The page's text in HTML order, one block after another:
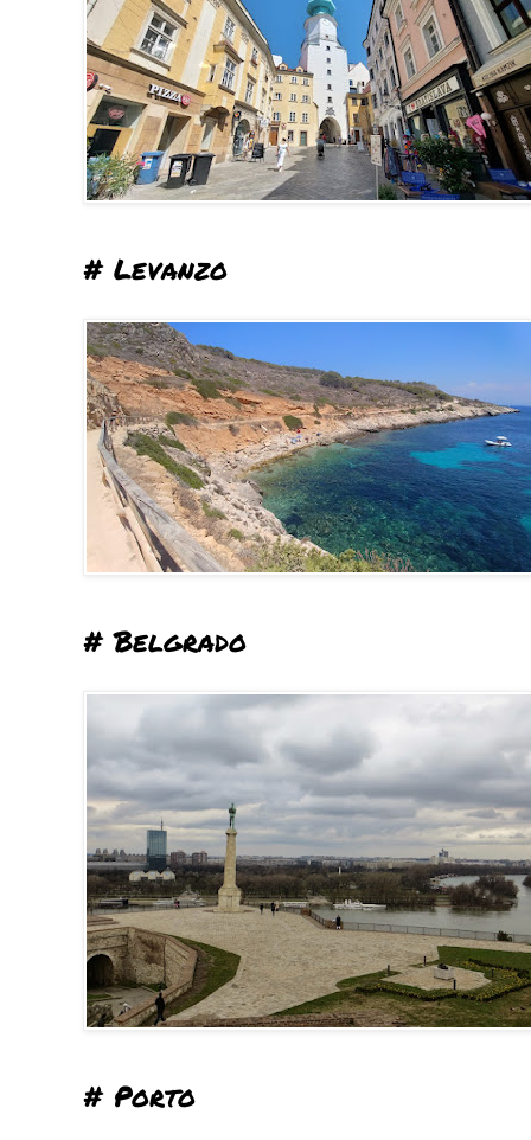
# Levanzo
# Belgrado
# Porto